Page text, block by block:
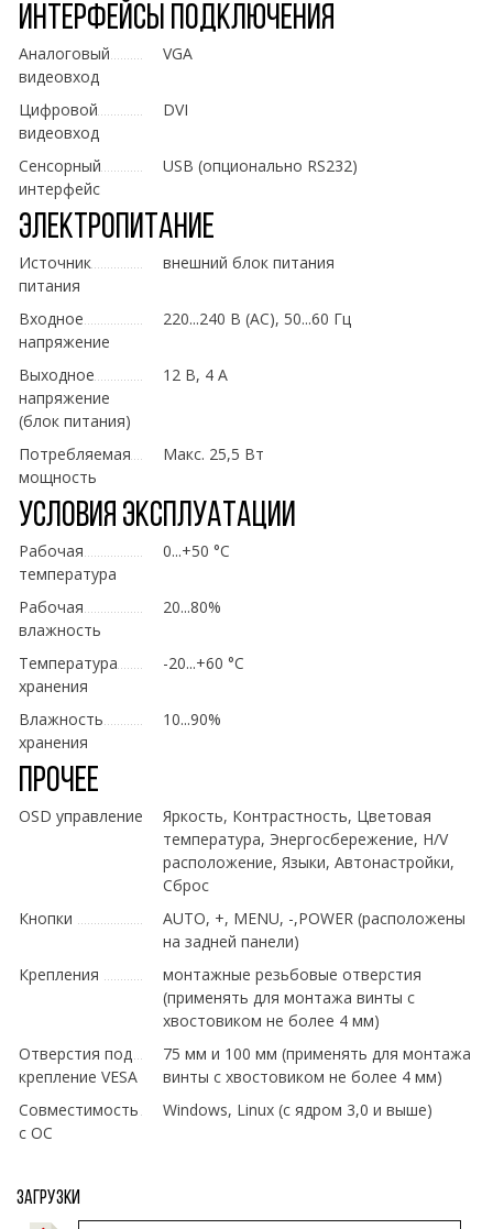
Интерфейсы подключения
Аналоговый
видеовход
VGA
Цифровой
видеовход
DVI
Сенсорный
интерфейс
USB (опционально RS232)
Электропитание
Источник
питания
внешний блок питания
Входное
напряжение
220...240 В (AC), 50...60 Гц
Выходное
напряжение
(блок питания)
12 В, 4 А
Потребляемая
мощность
Макс. 25,5 Вт
Условия эксплуатации
Рабочая
температура
0...+50 °C
Рабочая
влажность
20...80%
Температура
хранения
-20...+60 °C
Влажность
хранения
10...90%
Прочее
OSD управление
Яркость, Контрастность, Цветовая
температура, Энергосбережение, H/V
расположение, Языки, Автонастройки,
Сброс
Кнопки
AUTO, +, MENU, -,POWER (расположены
на задней панели)
Крепления
монтажные резьбовые отверстия
(применять для монтажа винты с
хвостовиком не более 4 мм)
Отверстия под
крепление VESA
75 мм и 100 мм (применять для монтажа
винты с хвостовиком не более 4 мм)
Совместимость
с ОС
Windows, Linux (с ядром 3,0 и выше)
Загрузки